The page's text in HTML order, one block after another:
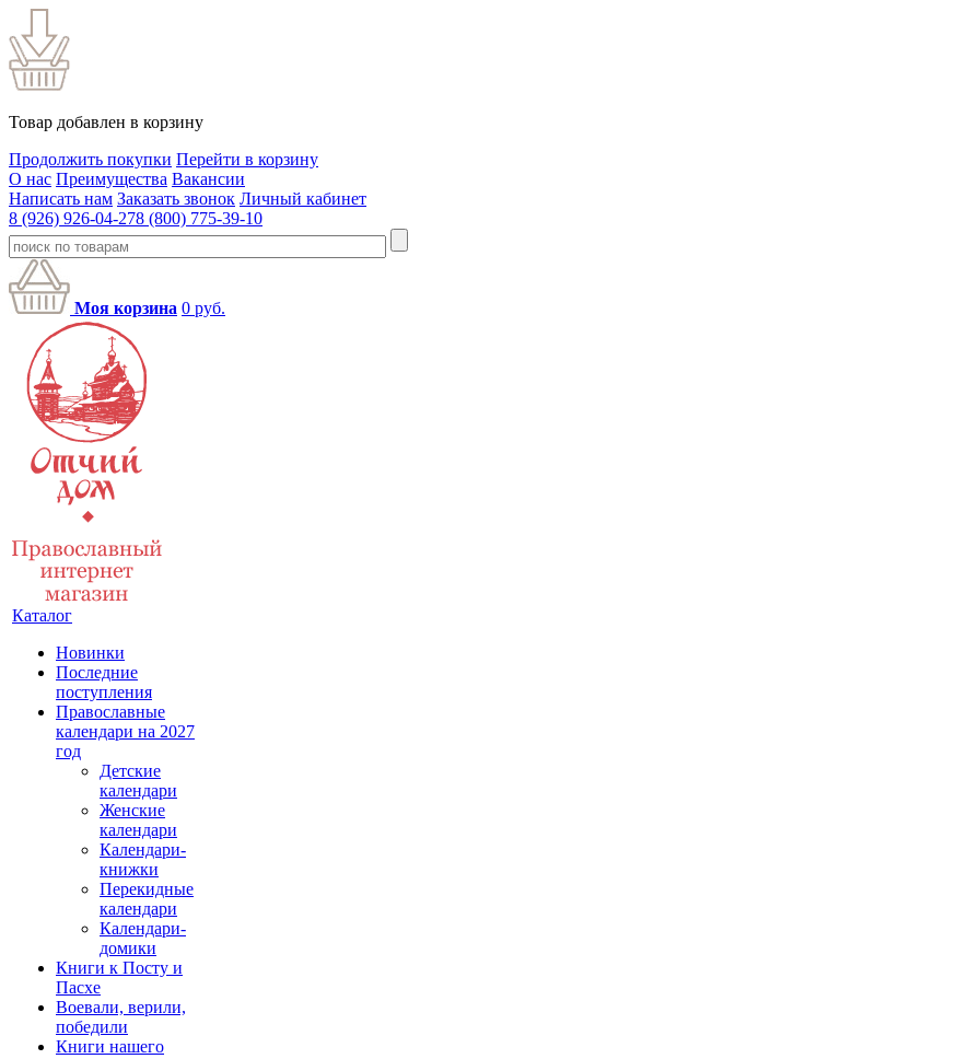
Товар добавлен в корзину
Продолжить покупки Перейти в корзину
О нас Преимущества Вакансии
Написать нам Заказать звонок Личный кабинет
8 (926) 926-04-278 (800) 775-39-10
Моя корзина 0 руб.
Каталог
Новинки
Последние
поступления
Православные
календари на 2027
год
Детские
календари
Женские
календари
Календари-
книжки
Перекидные
календари
Календари-
домики
Книги к Посту и
Пасхе
Воевали, верили,
победили
Книги нашего